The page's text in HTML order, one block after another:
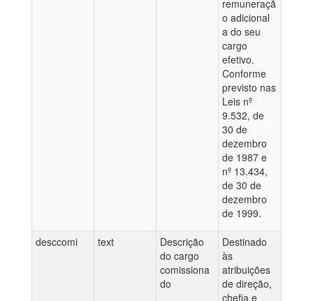
remuneraçã
o adicional
a do seu
cargo
efetivo.
Conforme
previsto nas
Leis nº
9.532, de
30 de
dezembro
de 1987 e
nº 13.434,
de 30 de
dezembro
de 1999.
desccomi text
Descrição
do cargo
comissiona
do
Destinado
às
atribuições
de direção,
chefia e